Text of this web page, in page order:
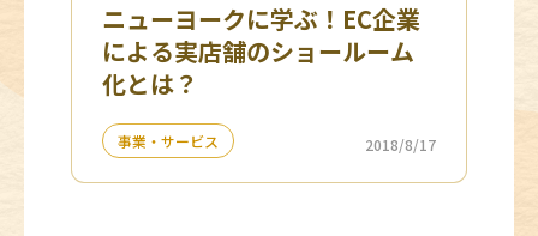
ニューヨークに学ぶ！EC企業
による実店舗のショールーム
化とは？
事業・サービス 2018/8/17